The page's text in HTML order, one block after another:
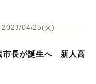
2023/04/25(火)
市長が誕生へ 新人高